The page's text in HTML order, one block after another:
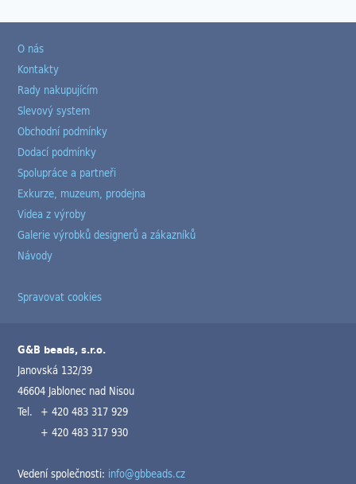
O nás
Kontakty
Rady nakupujícím
Slevový system
Obchodní podmínky
Dodací podmínky
Spolupráce a partneři
Exkurze, muzeum, prodejna
Videa z výroby
Galerie výrobků designerů a zákazníků
Návody
Spravovat cookies
G&B beads, s.r.o.
Janovská 132/39
46604 Jablonec nad Nisou
Tel. + 420 483 317 929
+ 420 483 317 930
Vedení společnosti: info@gbbeads.cz